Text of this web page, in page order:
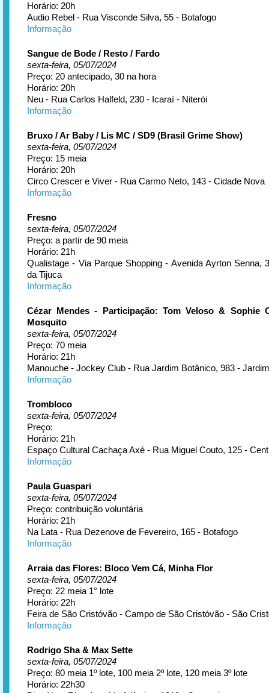
Horário: 20h
Audio Rebel - Rua Visconde Silva, 55 - Botafogo
Informação
Sangue de Bode / Resto / Fardo
sexta-feira, 05/07/2024
Preço: 20 antecipado, 30 na hora
Horário: 20h
Neu - Rua Carlos Halfeld, 230 - Icaraí - Niterói
Informação
Bruxo / Ar Baby / Lis MC / SD9 (Brasil Grime Show)
sexta-feira, 05/07/2024
Preço: 15 meia
Horário: 20h
Circo Crescer e Viver - Rua Carmo Neto, 143 - Cidade Nova
Informação
Fresno
sexta-feira, 05/07/2024
Preço: a partir de 90 meia
Horário: 21h
Qualistage - Via Parque Shopping - Avenida Ayrton Senna,
da Tijuca
Informação
Cézar Mendes - Participação: Tom Veloso & Sophie
Mosquito
sexta-feira, 05/07/2024
Preço: 70 meia
Horário: 21h
Manouche - Jockey Club - Rua Jardim Botânico, 983 -
Informação
Trombloco
sexta-feira, 05/07/2024
Preço:
Horário: 21h
Espaço Cultural Cachaça Axé - Rua Miguel Couto, 125 -
Informação
Paula Guaspari
sexta-feira, 05/07/2024
Preço: contribuição voluntária
Horário: 21h
Na Lata - Rua Dezenove de Fevereiro, 165 - Botafogo
Informação
Arraia das Flores: Bloco Vem Cá, Minha Flor
sexta-feira, 05/07/2024
Preço: 22 meia 1° lote
Horário: 22h
Feira de São Cristóvão - Campo de São Cristóvão - São
Informação
Rodrigo Sha & Max Sette
sexta-feira, 05/07/2024
Preço: 80 meia 1º lote, 100 meia 2º lote, 120 meia 3º lote
Horário: 22h30